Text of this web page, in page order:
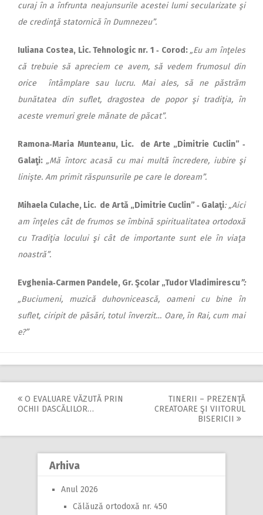
curaj în a înfrunta neajunsurile acestei lumi secularizate şi
de credinţă statornică în Dumnezeu”.
Iuliana Costea, Lic. Tehnologic nr. 1 ‑ Corod: „Eu am înţeles
că trebuie să apreciem ce avem, să vedem frumosul din
orice întâmplare sau lucru. Mai ales, să ne păstrăm
bunătatea din suflet, dragostea de popor şi tradiţia, în
aceste vremuri grele mănate de păcat”.
Ramona‑Maria Munteanu, Lic. de Arte „Dimitrie Cuclin” ‑
Galaţi: „Mă întorc acasă cu mai multă încredere, iubire şi
linişte. Am primit răspunsurile pe care le doream”.
Mihaela Culache, Lic. de Artă „Dimitrie Cuclin” ‑ Galaţi: „Aici
am înţeles cât de frumos se îmbină spiritualitatea ortodoxă
cu Tradiţia locului şi cât de importante sunt ele în viaţa
noastră”.
Evghenia‑Carmen Pandele, Gr. Şcolar „Tudor Vladimirescu”:
„Buciumeni, muzică duhovnicească, oameni cu bine în
suflet, ciripit de păsări, totul înverzit… Oare, în Rai, cum mai
e?”
Post
navigation
O EVALUARE VĂZUTĂ PRIN
OCHII DASCĂLILOR…
TINERII – PREZENŢĂ
CREATOARE ŞI VIITORUL
BISERICII
Arhiva
Anul 2026
Călăuză ortodoxă nr. 450